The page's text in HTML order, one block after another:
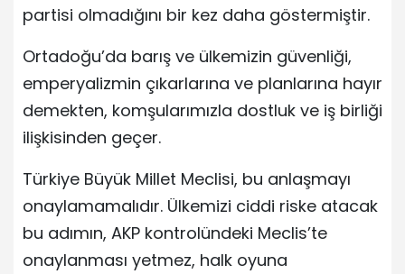
partisi olmadığını bir kez daha göstermiştir.
Ortadoğu’da barış ve ülkemizin güvenliği,
emperyalizmin çıkarlarına ve planlarına hayır
demekten, komşularımızla dostluk ve iş birliği
ilişkisinden geçer.
Türkiye Büyük Millet Meclisi, bu anlaşmayı
onaylamamalıdır. Ülkemizi ciddi riske atacak
bu adımın, AKP kontrolündeki Meclis’te
onaylanması yetmez, halk oyuna